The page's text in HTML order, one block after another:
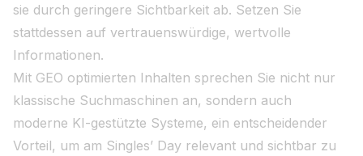
sie durch geringere Sichtbarkeit ab. Setzen Sie
stattdessen auf vertrauenswürdige, wertvolle
Informationen.
Mit GEO optimierten Inhalten sprechen Sie nicht nur
klassische Suchmaschinen an, sondern auch
moderne KI-gestützte Systeme, ein entscheidender
Vorteil, um am Singles’ Day relevant und sichtbar zu